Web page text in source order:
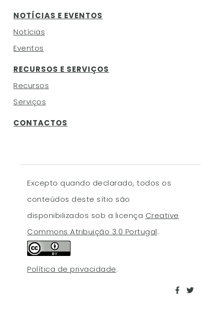
NOTÍCIAS E EVENTOS
Notícias
Eventos
RECURSOS E SERVIÇOS
Recursos
Serviços
CONTACTOS
Excepto quando declarado, todos os
conteúdos deste sítio são
disponibilizados sob a licença Creative
Commons Atribuição 3.0 Portugal.
Política de privacidade.